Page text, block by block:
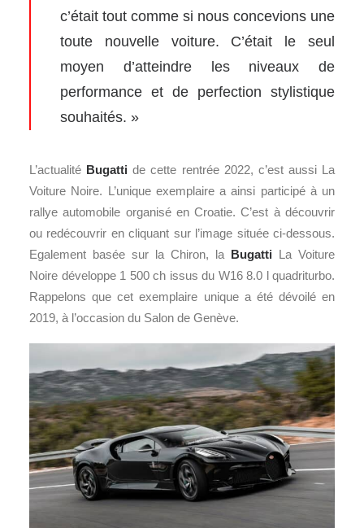
c’était tout comme si nous concevions une
toute nouvelle voiture. C’était le seul
moyen d’atteindre les niveaux de
performance et de perfection stylistique
souhaités. »
L’actualité Bugatti de cette rentrée 2022, c’est aussi La
Voiture Noire. L’unique exemplaire a ainsi participé à un
rallye automobile organisé en Croatie. C’est à découvrir
ou redécouvrir en cliquant sur l’image située ci-dessous.
Egalement basée sur la Chiron, la Bugatti La Voiture
Noire développe 1 500 ch issus du W16 8.0 l quadriturbo.
Rappelons que cet exemplaire unique a été dévoilé en
2019, à l’occasion du Salon de Genève.